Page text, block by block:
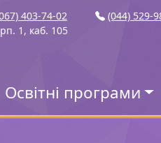
Освітні програми
403-74-02
(044) 529-
1, каб. 105